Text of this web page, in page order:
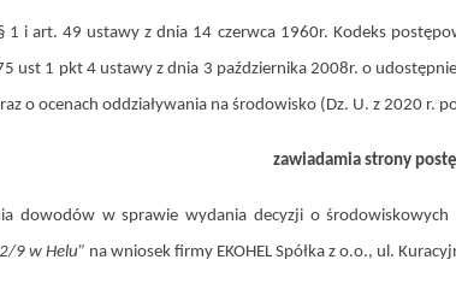
1 i art. 49 ustawy z dnia 14 czerwca 1960r. Kodeks
ust 1 pkt 4 ustawy z dnia 3 października 2008r. o
o ocenach oddziaływania na środowisko (Dz. U. z 2020 r.
zawiadamia strony
dowodów w sprawie wydania decyzji o środowiskowych
9 w Helu” na wniosek firmy EKOHEL Spółka z o.o., ul.